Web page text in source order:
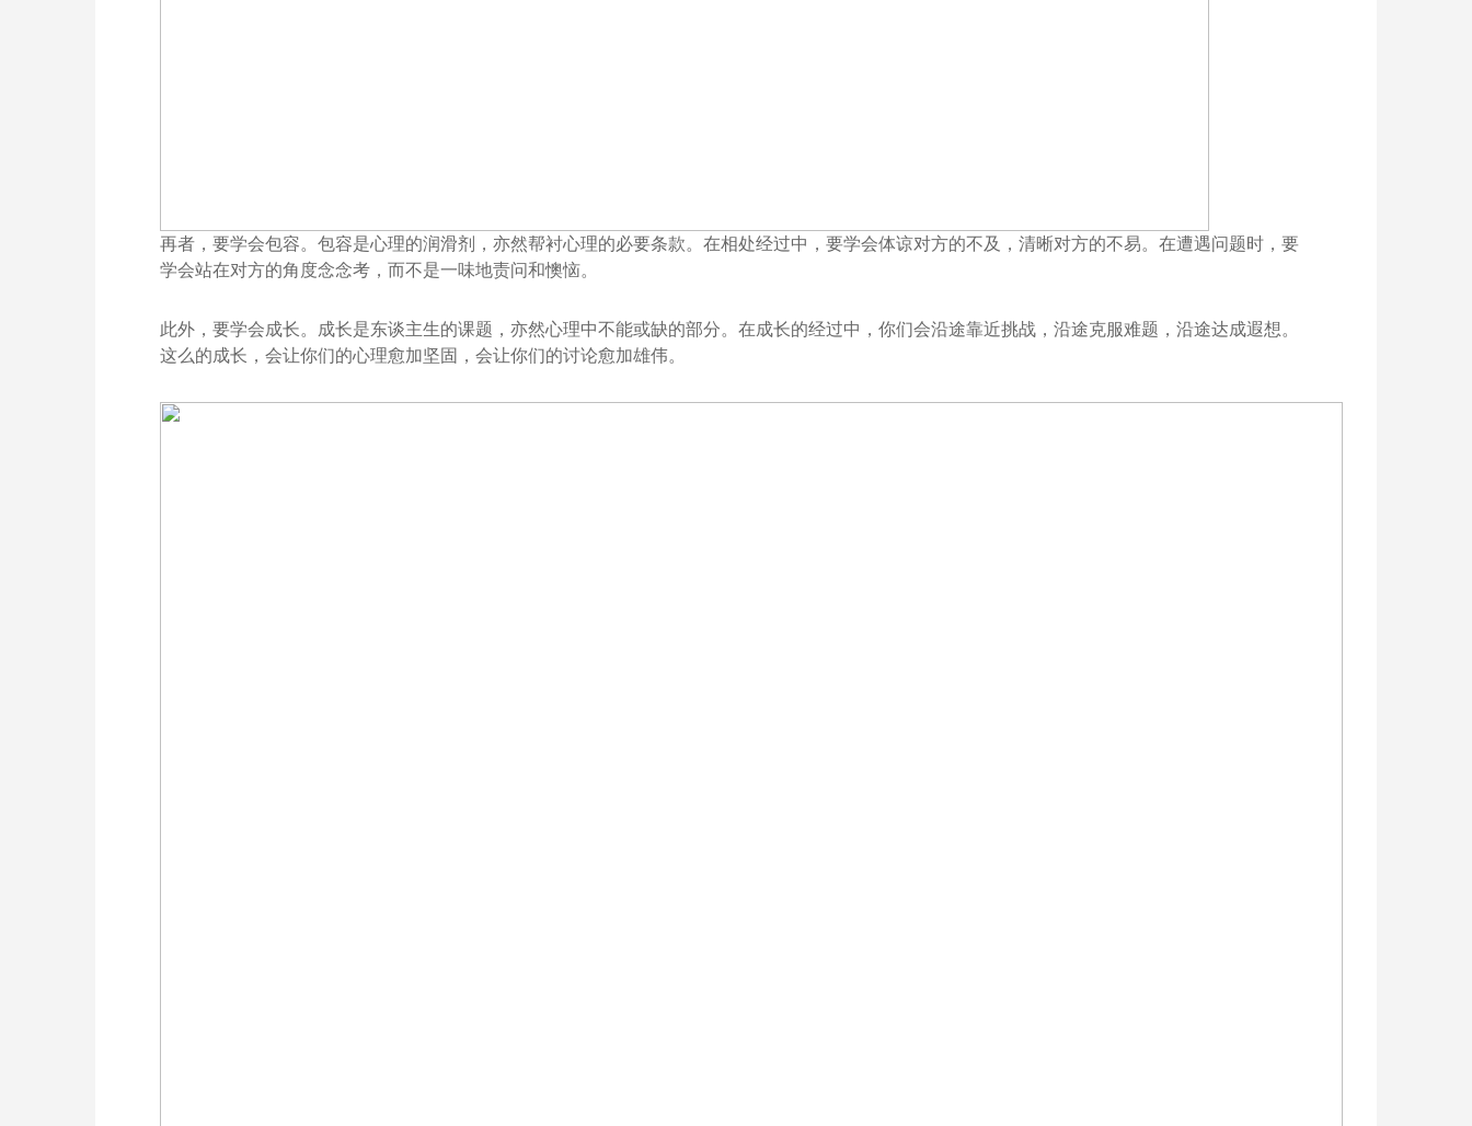
再者，要学会包容。包容是心理的润滑剂，亦然帮衬心理的必要条款。在相处经过中，要学会体谅对方的不及，清晰对方的不易。在遭遇问题时，要
学会站在对方的角度念念考，而不是一味地责问和懊恼。
此外，要学会成长。成长是东谈主生的课题，亦然心理中不能或缺的部分。在成长的经过中，你们会沿途靠近挑战，沿途克服难题，沿途达成遐想。
这么的成长，会让你们的心理愈加坚固，会让你们的讨论愈加雄伟。